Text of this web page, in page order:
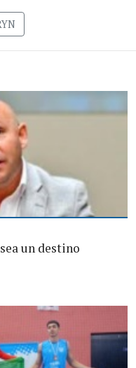
un destino